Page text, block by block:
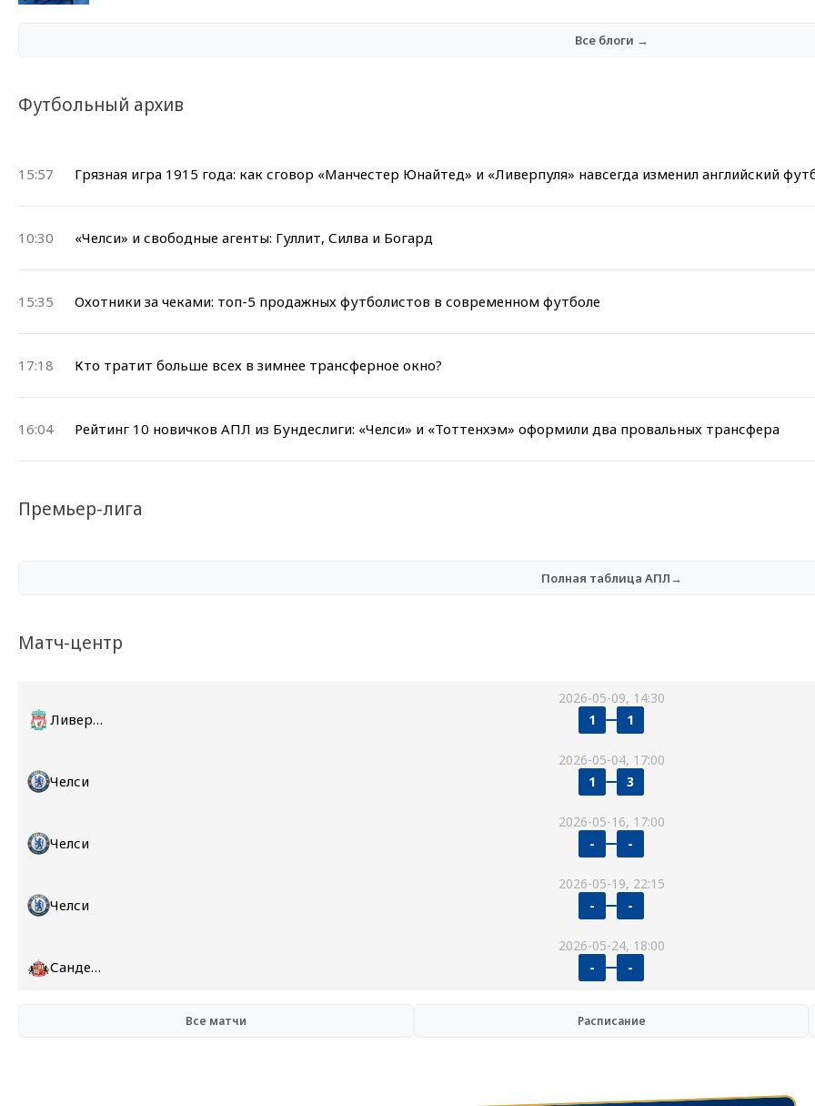
Все блоги →
Футбольный архив
15:57 Грязная игра 1915 года: как сговор «Манчестер Юнайтед» и «Ливерпуля» навсегда изменил английский
10:30 «Челси» и свободные агенты: Гуллит, Силва и Богард
15:35 Охотники за чеками: топ-5 продажных футболистов в современном футболе
17:18 Кто тратит больше всех в зимнее трансферное окно?
16:04 Рейтинг 10 новичков АПЛ из Бундеслиги: «Челси» и «Тоттенхэм» оформили два провальных трансфера
Премьер-лига
Полная таблица АПЛ→
Матч-центр
2026-05-09, 14:30
Ливерпуль 1 1
2026-05-04, 17:00
Челси 1 3
2026-05-16, 17:00
Челси - -
2026-05-19, 22:15
Челси - -
2026-05-24, 18:00
Сандерленд - -
Все матчи Расписание